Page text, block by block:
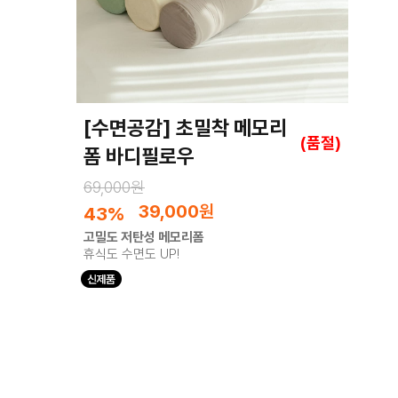
[수면공감] 초밀착 메모리
폼 바디필로우
(품절)
69,000원
43% 39,000원
고밀도 저탄성 메모리폼
휴식도 수면도 UP!